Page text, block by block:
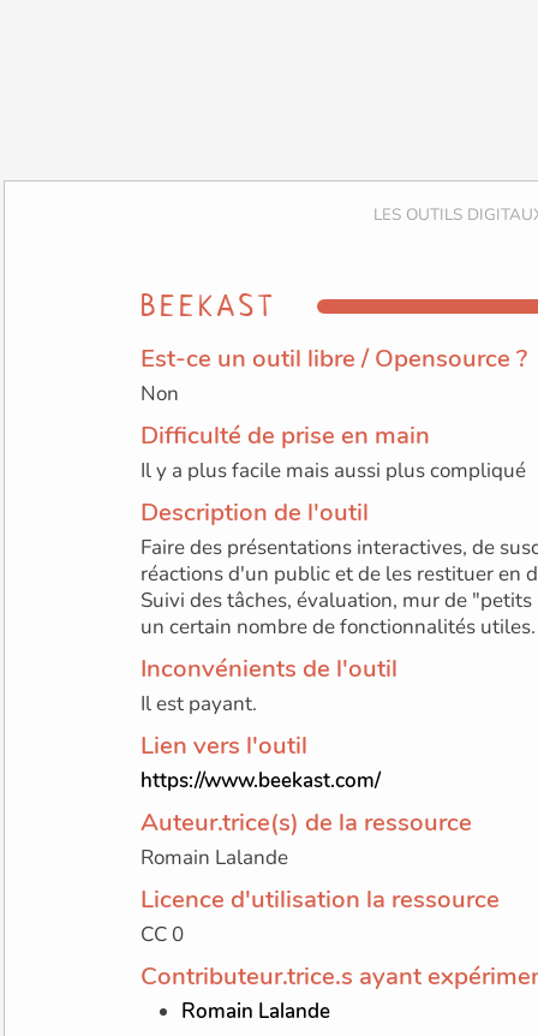
BEEKAST
Est-ce un outil libre / Opensource ?
Non
Difficulté de prise en main
Il y a plus facile mais aussi plus compliqué
Description de l'outil
Faire des présentations interactives, de
réactions d'un public et de les restituer en
Suivi des tâches, évaluation, mur de
un certain nombre de fonctionnalités utiles.
Inconvénients de l'outil
Il est payant.
Lien vers l'outil
https://www.beekast.com/
Auteur.trice(s) de la ressource
Romain Lalande
Licence d'utilisation la ressource
CC 0
Contributeur.trice.s ayant
Romain Lalande